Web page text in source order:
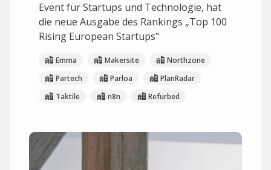
Event für Startups und Technologie, hat
die neue Ausgabe des Rankings „Top 100
Rising European Startups"
Emma Makersite
Northzone
Partech
Parloa
PlanRadar
Taktile
n8n Refurbed